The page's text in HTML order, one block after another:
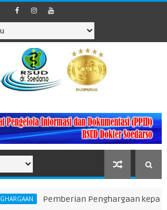
Pemberian Penghargaan kepada Unit